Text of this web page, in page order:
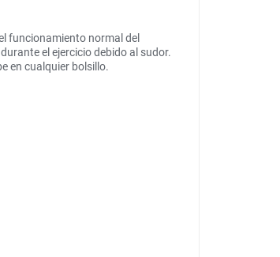
funcionamiento normal del
el ejercicio debido al sudor.
en cualquier bolsillo.